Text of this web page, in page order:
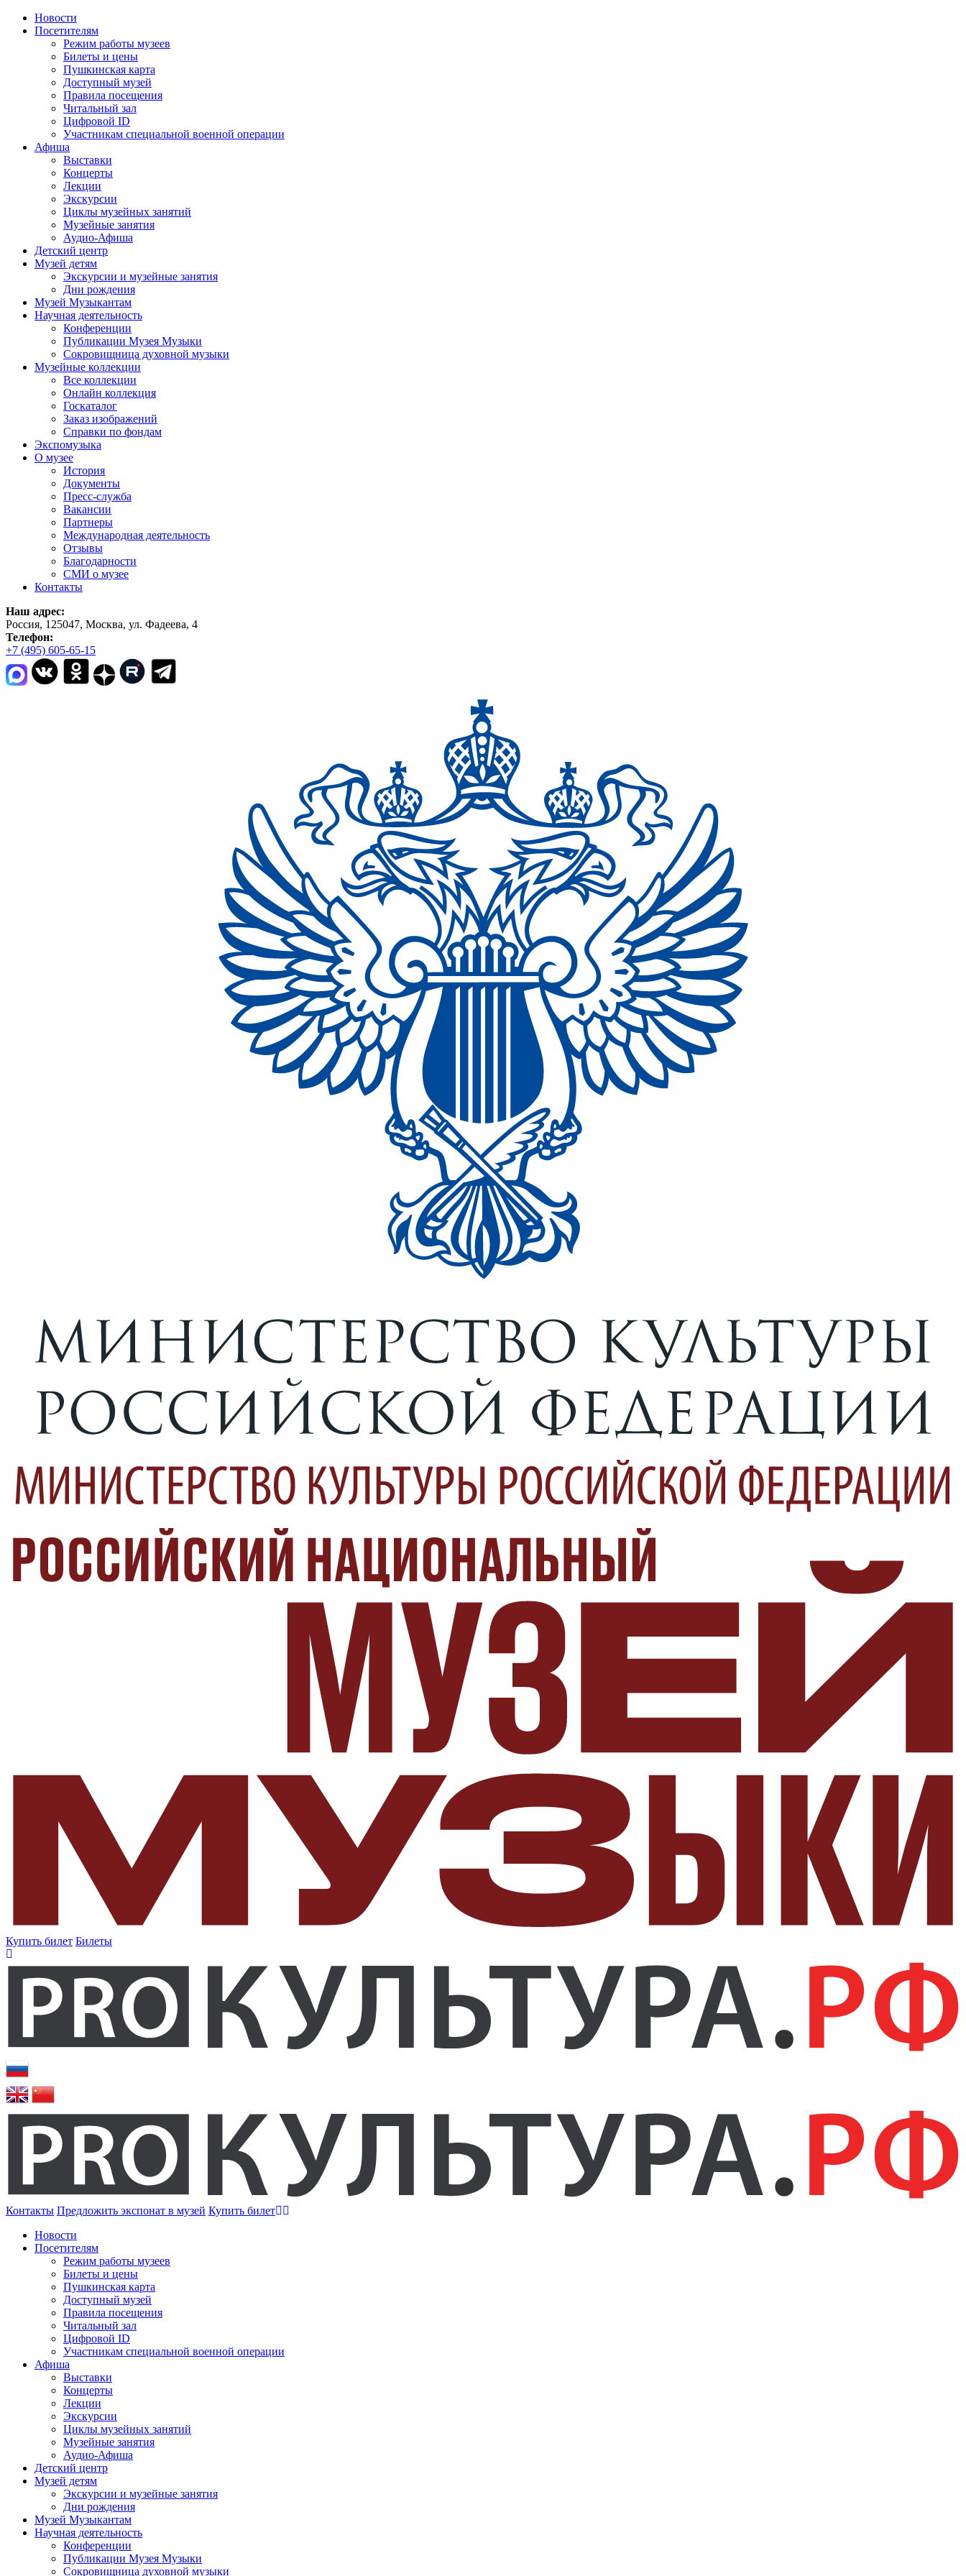
Новости
Посетителям
Режим работы музеев
Билеты и цены
Пушкинская карта
Доступный музей
Правила посещения
Читальный зал
Цифровой ID
Участникам специальной военной операции
Афиша
Выставки
Концерты
Лекции
Экскурсии
Циклы музейных занятий
Музейные занятия
Аудио-Афиша
Детский центр
Музей детям
Экскурсии и музейные занятия
Дни рождения
Музей Музыкантам
Научная деятельность
Конференции
Публикации Музея Музыки
Сокровищница духовной музыки
Музейные коллекции
Все коллекции
Онлайн коллекция
Госкаталог
Заказ изображений
Справки по фондам
Экспомузыка
О музее
История
Документы
Пресс-служба
Вакансии
Партнеры
Международная деятельность
Отзывы
Благодарности
СМИ о музее
Контакты
Наш адрес:
Россия, 125047, Москва, ул. Фадеева, 4
Телефон:
+7 (495) 605-65-15
Купить билет Билеты
Контакты Предложить экспонат в музей Купить билет
Новости
Посетителям
Режим работы музеев
Билеты и цены
Пушкинская карта
Доступный музей
Правила посещения
Читальный зал
Цифровой ID
Участникам специальной военной операции
Афиша
Выставки
Концерты
Лекции
Экскурсии
Циклы музейных занятий
Музейные занятия
Аудио-Афиша
Детский центр
Музей детям
Экскурсии и музейные занятия
Дни рождения
Музей Музыкантам
Научная деятельность
Конференции
Публикации Музея Музыки
Сокровищница духовной музыки